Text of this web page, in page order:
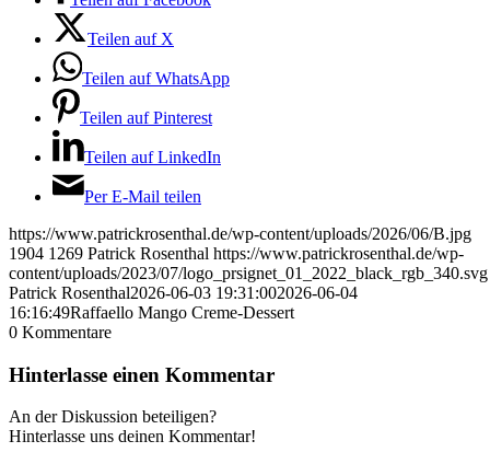
Teilen auf X
Teilen auf WhatsApp
Teilen auf Pinterest
Teilen auf LinkedIn
Per E-Mail teilen
https://www.patrickrosenthal.de/wp-content/uploads/2026/06/B.jpg
1904 1269 Patrick Rosenthal https://www.patrickrosenthal.de/wp-
content/uploads/2023/07/logo_prsignet_01_2022_black_rgb_340.svg
Patrick Rosenthal2026-06-03 19:31:002026-06-04
16:16:49Raffaello Mango Creme-Dessert
0 Kommentare
Hinterlasse einen Kommentar
An der Diskussion beteiligen?
Hinterlasse uns deinen Kommentar!